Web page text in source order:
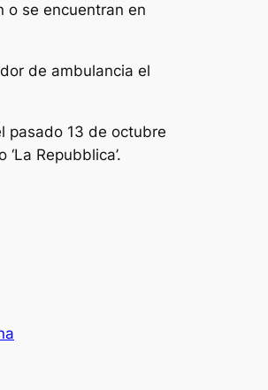
o se encuentran en
de ambulancia el
pasado 13 de octubre
Repubblica’.